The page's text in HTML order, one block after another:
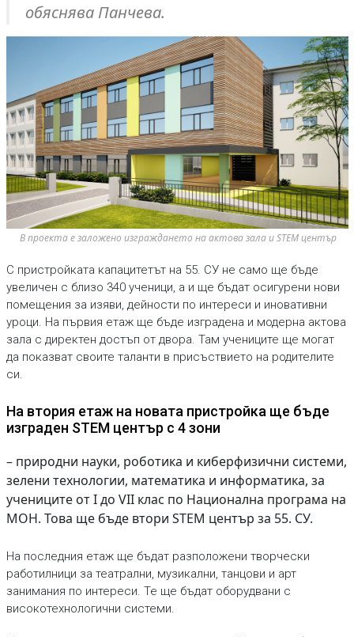
обяснява Панчева.
В проекта е заложено изграждането на актова зала и STEM център
С пристройката капацитетът на 55. СУ не само ще бъде
увеличен с близо 340 ученици, а и ще бъдат осигурени нови
помещения за изяви, дейности по интереси и иновативни
уроци. На първия етаж ще бъде изградена и модерна актова
зала с директен достъп от двора. Там учениците ще могат
да показват своите таланти в присъствието на родителите
си.
На втория етаж на новата пристройка ще бъде
изграден STEM център с 4 зони
– природни науки, роботика и киберфизични системи,
зелени технологии, математика и информатика, за
учениците от I до VII клас по Национална програма на
МОН. Това ще бъде втори STEM център за 55. СУ.
На последния етаж ще бъдат разположени творчески
работилници за театрални, музикални, танцови и арт
занимания по интереси. Те ще бъдат оборудвани с
високотехнологични системи.